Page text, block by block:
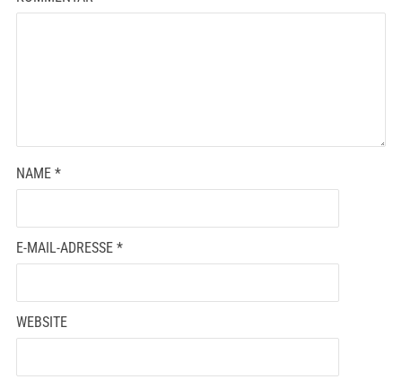
NAME *
E-MAIL-ADRESSE *
WEBSITE